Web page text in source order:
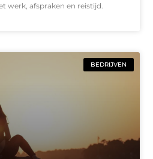
werk, afspraken en reistijd.
BEDRIJVEN